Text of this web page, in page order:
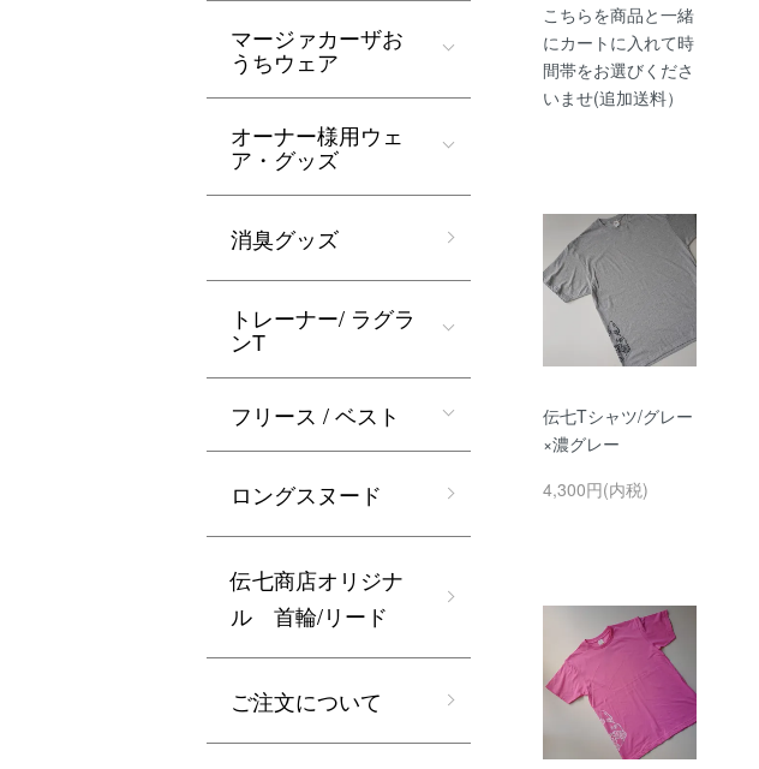
こちらを商品と一緒
にカートに入れて時
間帯をお選びくださ
いませ(追加送料）
伝七Tシャツ/グレー
×濃グレー
4,300円(内税)
マージァカーザお
うちウェア
オーナー様用ウェ
ア・グッズ
消臭グッズ
トレーナー/ ラグラ
ンT
フリース / ベスト
ロングスヌード
伝七商店オリジナ
ル 首輪/リード
ご注文について